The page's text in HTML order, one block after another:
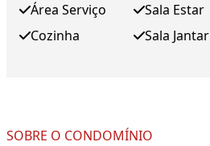
Área Serviço
Cozinha
Sala Estar
Sala Jantar
SOBRE O CONDOMÍNIO